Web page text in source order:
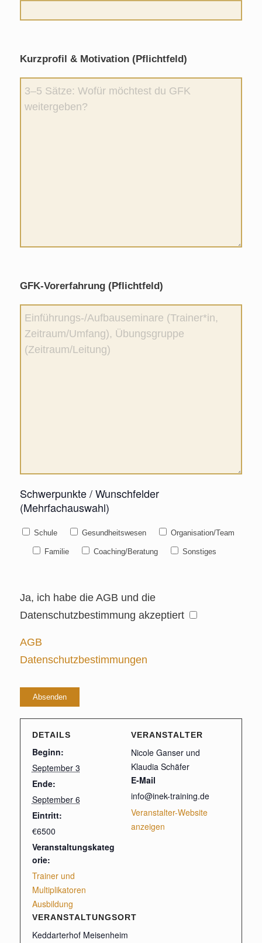
Kurzprofil & Motivation (Pflichtfeld)
GFK‑Vorerfahrung (Pflichtfeld)
Schwerpunkte / Wunschfelder
(Mehrfachauswahl)
Schule Gesundheitswesen Organisation/Team
Familie Coaching/Beratung Sonstiges
Ja, ich habe die AGB und die
Datenschutzbestimmung akzeptiert
AGB
Datenschutzbestimmungen
lasse
Feld
leer.
DETAILS
Beginn:
September 3
Ende:
September 6
Eintritt:
€6500
Veranstaltungskateg
orie:
Trainer und
Multiplikatoren
Ausbildung
VERANSTALTUNGSORT
Keddarterhof Meisenheim
VERANSTALTER
Nicole Ganser und
Klaudia Schäfer
E-Mail
info@inek-training.de
Veranstalter-Website
anzeigen